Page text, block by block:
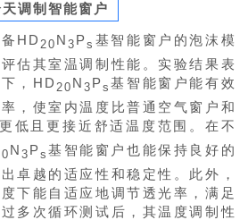
调制智能窗 户
HD 20 N 3 Ps 基智能窗户的泡沫模
估其室温调制性能。实验结果表
， HD 20 N 3 Ps 基智能窗户能有效
，使室内温度比普通空气窗户和
低且更接近舒适温度范围。在不
N 3 Ps 基智能窗户也能保持良好的
卓越的适应性和稳定性。此外，
下能自适应地调节透光率，满足
多次循环测试后，其温度调制性